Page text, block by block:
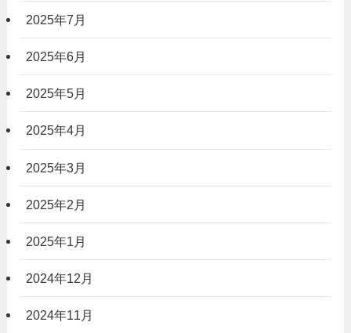
2025年7月
2025年6月
2025年5月
2025年4月
2025年3月
2025年2月
2025年1月
2024年12月
2024年11月